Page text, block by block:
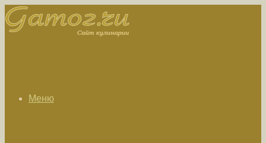
Меню